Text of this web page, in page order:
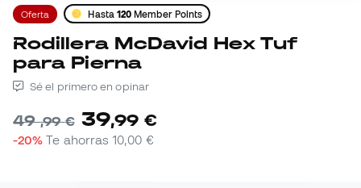
Oferta Hasta 120 Member Points
Rodillera McDavid Hex Tuf
para Pierna
Sé el primero en opinar
49,99 € 39,99 €
-20% Te ahorras10,00 €